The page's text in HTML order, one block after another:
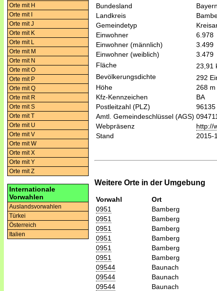
Orte mit H
Orte mit I
Orte mit J
Orte mit K
Orte mit L
Orte mit M
Orte mit N
Orte mit O
Orte mit P
Orte mit Q
Orte mit R
Orte mit S
Orte mit T
Orte mit U
Orte mit V
Orte mit W
Orte mit X
Orte mit Y
Orte mit Z
Internationale
Vorwahlen
Auslandsvorwahlen
Türkei
Österreich
Italien
Bundesland
Landkreis
Gemeindetyp
Einwohner
6.978
Einwohner (männlich)
3.499
Einwohner (weiblich)
3.479
Fläche
23,91
Bevölkerungsdichte
292
Höhe
268
Kfz-Kennzeichen
BA
Postleitzahl (PLZ)
96135
Amtl. Gemeindeschlüssel (AGS)
Webpräsenz
http://
Stand
2015-
Weitere Orte in der Umgebung
Vorwahl
Ort
0951
Bamberg
0951
Bamberg
0951
Bamberg
0951
Bamberg
0951
Bamberg
0951
Bamberg
09544
Baunach
09544
Baunach
09544
Baunach